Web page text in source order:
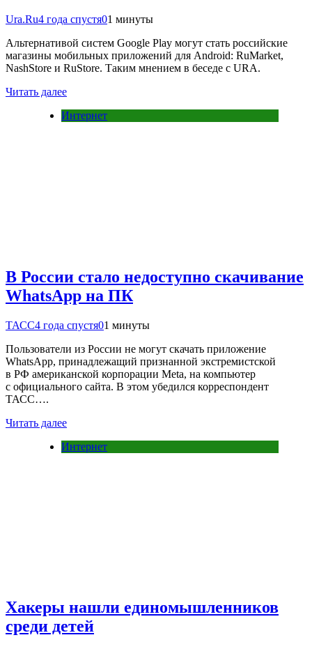
Ura.Ru4 года спустя01 минуты
Альтернативой систем Google Play могут стать российские
магазины мобильных приложений для Android: RuMarket,
NashStore и RuStore. Таким мнением в беседе с URA.
Читать далее
Интернет
В России стало недоступно скачивание
WhatsApp на ПК
ТАСС4 года спустя01 минуты
Пользователи из России не могут скачать приложение
WhatsApp, принадлежащий признанной экстремистской
в РФ американской корпорации Meta, на компьютер
с официального сайта. В этом убедился корреспондент
ТАСС….
Читать далее
Интернет
Хакеры нашли единомышленников
среди детей